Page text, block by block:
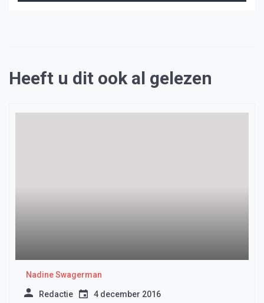
Heeft u dit ook al gelezen
Nadine Swagerman
Redactie 4 december 2016